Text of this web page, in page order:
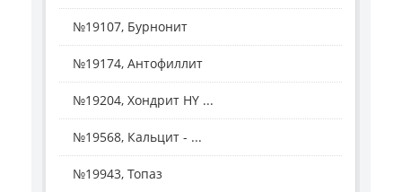
№19107, Бурнонит
№19174, Антофиллит
№19204, Хондрит HY ...
№19568, Кальцит - ...
№19943, Топаз